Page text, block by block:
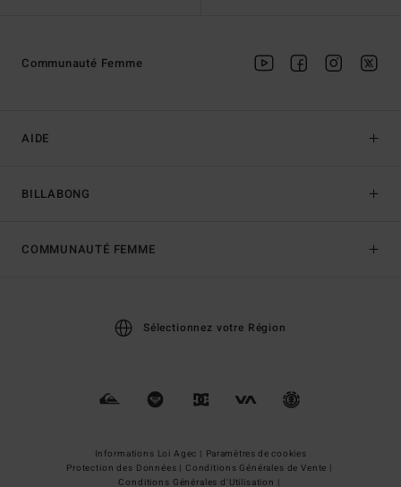
AIDE
BILLABONG
Communauté Femme
COMMUNAUTÉ FEMME
Sélectionnez votre Région
Informations Loi Agec | Paramètres de cookies
Protection des Données | Conditions Générales de Vente |
Conditions Générales d'Utilisation |